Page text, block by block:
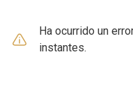
Ha ocurrido un
instantes.